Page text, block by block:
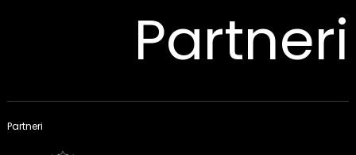
Partneri
Partneri